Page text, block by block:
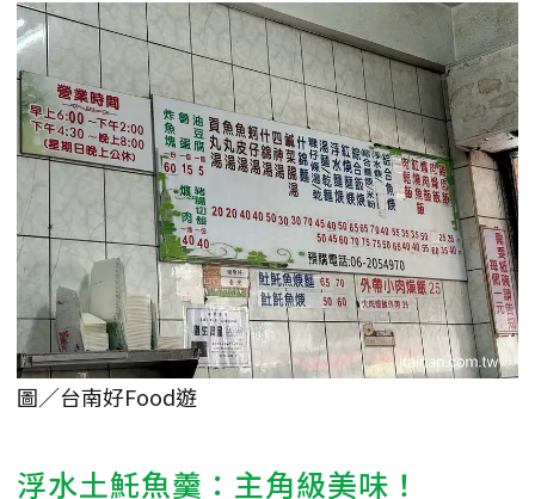
圖／台南好Food遊
浮水土魠魚羹：主角級美味！